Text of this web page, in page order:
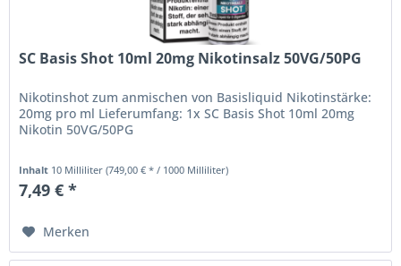
SC Basis Shot 10ml 20mg Nikotinsalz 50VG/50PG
Nikotinshot zum anmischen von Basisliquid Nikotinstärke:
20mg pro ml Lieferumfang: 1x SC Basis Shot 10ml 20mg
Nikotin 50VG/50PG
Inhalt 10 Milliliter(749,00 € * / 1000 Milliliter)
7,49 € *
Merken